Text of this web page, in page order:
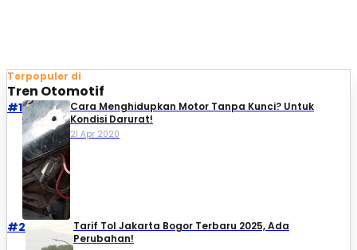
Terpopuler di
Tren Otomotif
#1
Cara Menghidupkan Motor Tanpa Kunci? Untuk
Kondisi Darurat!
21 Apr 2020
#2
Tarif Tol Jakarta Bogor Terbaru 2025, Ada
Perubahan!